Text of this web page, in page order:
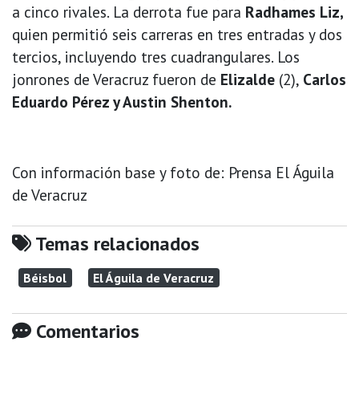
a cinco rivales. La derrota fue para Radhames Liz,
quien permitió seis carreras en tres entradas y dos
tercios, incluyendo tres cuadrangulares. Los
jonrones de Veracruz fueron de Elizalde (2), Carlos
Eduardo Pérez y Austin Shenton.
Con información base y foto de: Prensa El Águila
de Veracruz
Temas relacionados
Béisbol El Águila de Veracruz
Comentarios